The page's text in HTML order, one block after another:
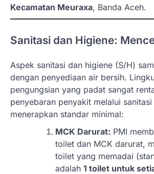
Kecamatan Meuraxa, Banda Aceh.
Sanitasi dan Higiene:
Aspek sanitasi dan higiene (S/H)
dengan penyediaan air bersih.
pengungsian yang padat sangat
penyebaran penyakit melalui
menerapkan standar minimal:
MCK Darurat: PMI
toilet dan MCK darurat,
toilet yang memadai
adalah 1 toilet untuk